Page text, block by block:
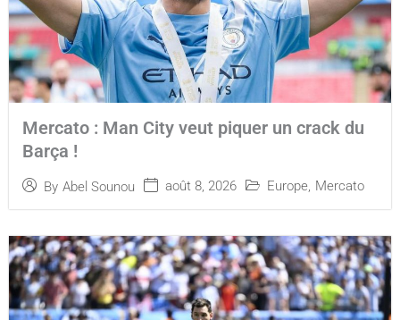
Mercato : Man City veut piquer un crack du
Barça !
By Abel Sounou août 8, 2026 Europe, Mercato